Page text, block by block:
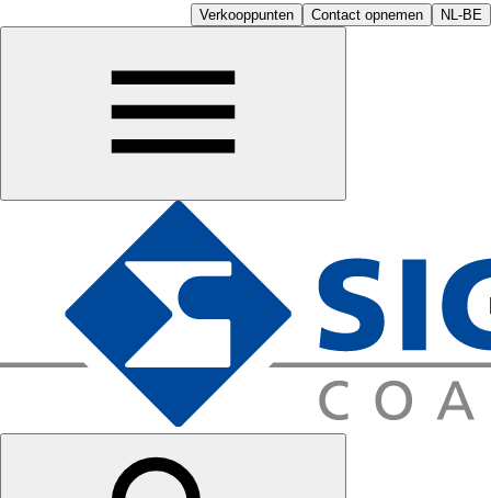
Verkooppunten Contact opnemen NL-BE